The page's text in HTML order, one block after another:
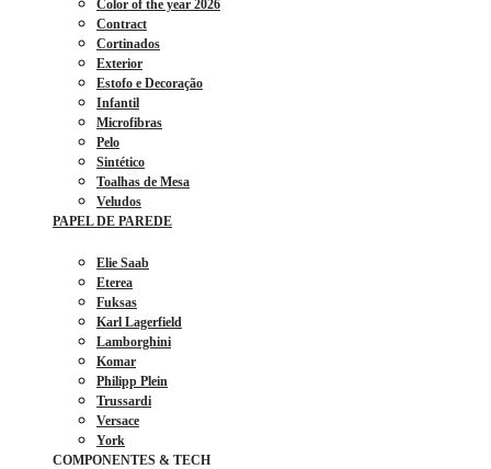
Color of the year 2026
Contract
Cortinados
Exterior
Estofo e Decoração
Infantil
Microfibras
Pelo
Sintético
Toalhas de Mesa
Veludos
PAPEL DE PAREDE
Elie Saab
Eterea
Fuksas
Karl Lagerfield
Lamborghini
Komar
Philipp Plein
Trussardi
Versace
York
COMPONENTES & TECH